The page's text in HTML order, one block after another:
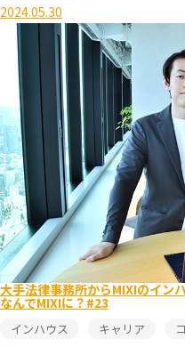
2024.05.30
大手法律事務所からMIXIのイン
なんでMIXIに？#23
インハウス キャリア